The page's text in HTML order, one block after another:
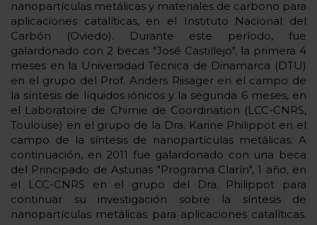
nanopartículas metálicas y materiales de carbono para
aplicaciones catalíticas, en el Instituto Nacional del
Carbón (Oviedo). Durante este período, fue
galardonado con 2 becas "José Castillejo", la primera 4
meses en la Universidad Técnica de Dinamarca (DTU)
en el grupo del Prof. Anders Riisager en el campo de
la síntesis de líquidos iónicos y la segunda 6 meses, en
el Laboratoire de Chimie de Coordination (LCC-CNRS,
Toulouse) en el grupo de la Dra. Karine Philippot en el
campo de la síntesis de nanopartículas metálicas. A
continuación, en 2011 fue galardonado con una beca
del Principado de Asturias "Programa Clarín", 1 año, en
el LCC-CNRS en el grupo del Dra. Philippot para
continuar su investigación sobre la síntesis de
nanopartículas metálicas para aplicaciones catalíticas.